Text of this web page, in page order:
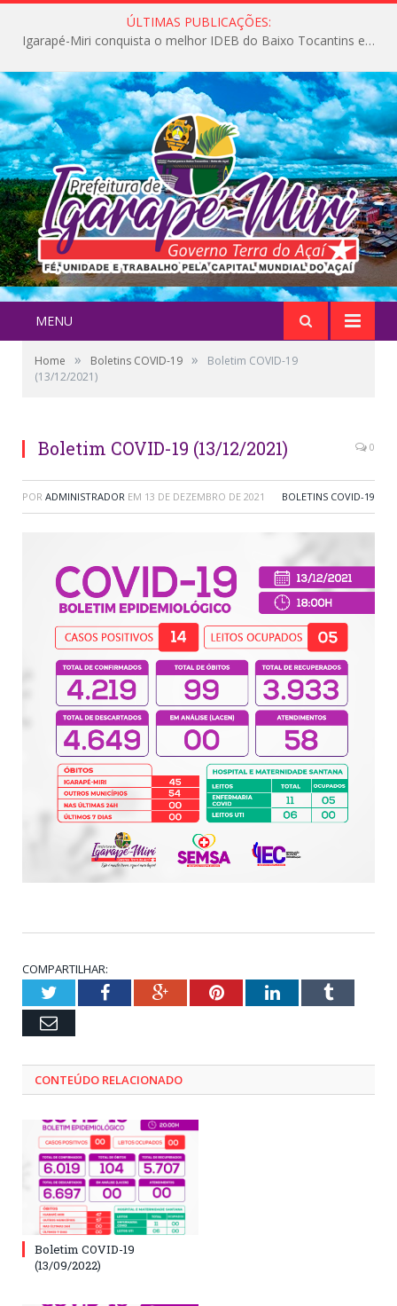
ÚLTIMAS PUBLICAÇÕES:
Igarapé-Miri conquista o melhor IDEB do Baixo Tocantins e avança na qualidade da educação pública
MENU
Home » Boletins COVID-19 »
Boletim COVID-19
(13/12/2021)
Boletim COVID-19 (13/12/2021) 0
POR ADMINISTRADOR EM 13 DE DEZEMBRO DE 2021 BOLETINS COVID-19
COMPARTILHAR:
TwitterFacebookGoogle+PinterestLinkedInTumblr
Email
CONTEÚDO RELACIONADO
Boletim COVID-19
(13/09/2022)